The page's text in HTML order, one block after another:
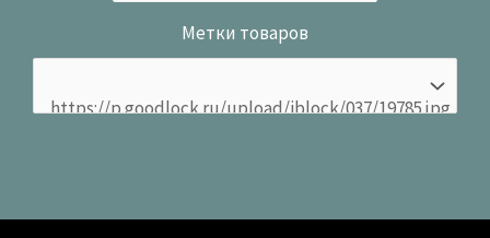
Метки товаров